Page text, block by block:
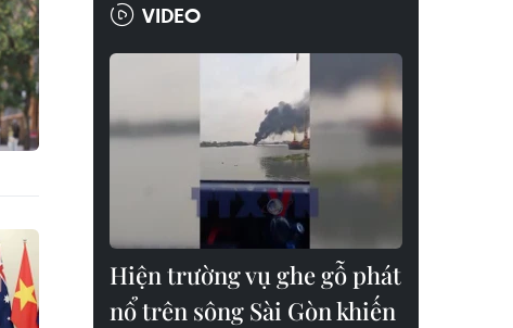
VIDEO
Hiện trường vụ ghe gỗ phát
nổ trên sông Sài Gòn khiến